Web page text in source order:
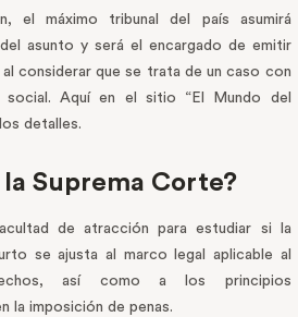
el máximo tribunal del país asumirá
asunto y será el encargado de emitir
considerar que se trata de un caso con
social. Aquí en el sitio “El Mundo del
detalles.
Suprema Corte?
de atracción para estudiar si la
se ajusta al marco legal aplicable al
así como a los principios
la imposición de penas.